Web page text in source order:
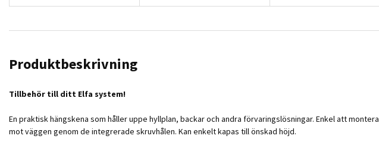
Produktbeskrivning
Tillbehör till ditt Elfa system!
En praktisk hängskena som håller uppe hyllplan, backar och andra förvaringslösningar. Enkel att
mot väggen genom de integrerade skruvhålen. Kan enkelt kapas till önskad höjd.